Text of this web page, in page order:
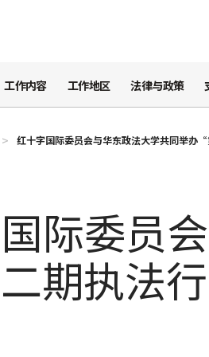
工作内容 工作地区 法律与政策
红十字国际委员会与华东政法大学共同举办
际委员
期执法